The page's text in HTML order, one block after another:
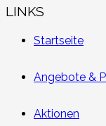
LINKS
Startseite
Angebote &
Aktionen